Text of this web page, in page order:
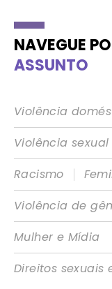
NAVEGUE
ASSUNTO
Violência
Violência sexual
Racismo
|
Violência de
Mulher e Mídia
Direitos sexuais